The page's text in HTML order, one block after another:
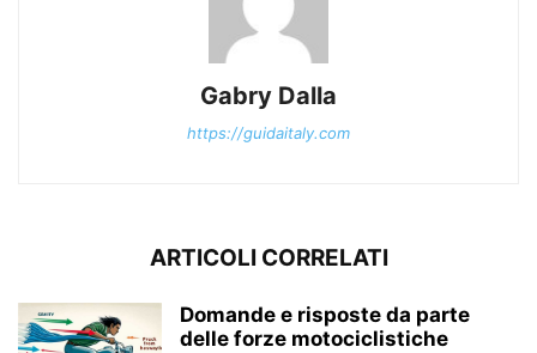
Gabry Dalla
https://guidaitaly.com
ARTICOLI CORRELATI
Domande e risposte da parte
delle forze motociclistiche